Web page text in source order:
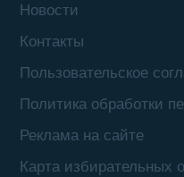
Новости
Контакты
Пользовательское
Политика обработки
Реклама на сайте
Карта избирательных